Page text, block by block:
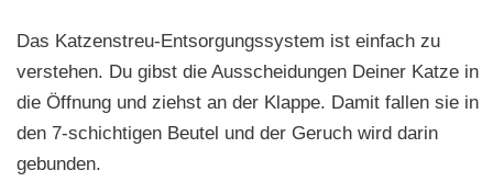
Das Katzenstreu-Entsorgungssystem ist einfach zu
verstehen. Du gibst die Ausscheidungen Deiner Katze in
die Öffnung und ziehst an der Klappe. Damit fallen sie in
den 7-schichtigen Beutel und der Geruch wird darin
gebunden.